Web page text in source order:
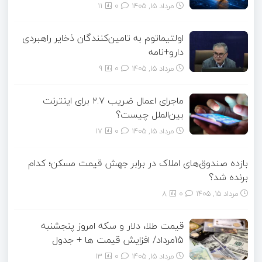
مرداد ۱۵, ۱۴۰۵ 11
اولتیماتوم به تامین‌کنندگان ذخایر راهبردی
دارو+نامه
مرداد ۱۵, ۱۴۰۵ 9
ماجرای اعمال ضریب ۲.۷ برای اینترنت
بین‌الملل چیست؟
مرداد ۱۵, ۱۴۰۵ 17
بازده صندوق‌های املاک در برابر جهش قیمت مسکن؛ کدام
برنده شد؟
مرداد ۱۵, ۱۴۰۵ 8
قیمت طلا، دلار و سکه امروز پنجشنبه
15مرداد/ افزایش قیمت ها + جدول
مرداد ۱۵, ۱۴۰۵ 13